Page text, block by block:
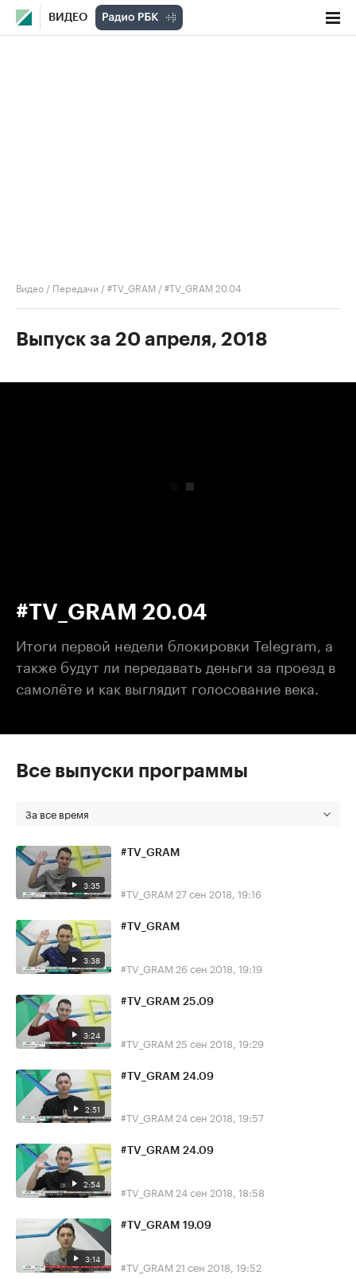
ВИДЕО
Видео / Передачи /#TV_GRAM /#TV_GRAM 20.04
Выпуск за 20 апреля, 2018
#TV_GRAM 20.04
Итоги первой недели блокировки Telegram, а
также будут ли передавать деньги за проезд в
самолёте и как выглядит голосование века.
Все выпуски программы
За все время
3:35
#TV_GRAM
#TV_GRAM 27 сен 2018, 19:16
3:38
#TV_GRAM
#TV_GRAM 26 сен 2018, 19:19
3:24
#TV_GRAM 25.09
#TV_GRAM 25 сен 2018, 19:29
2:51
#TV_GRAM 24.09
#TV_GRAM 24 сен 2018, 19:57
2:54
#TV_GRAM 24.09
#TV_GRAM 24 сен 2018, 18:58
3:14
#TV_GRAM 19.09
#TV_GRAM 21 сен 2018, 19:52